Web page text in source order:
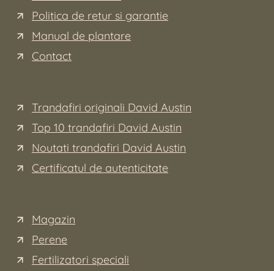
Politica de retur si garantie
Manual de plantare
Contact
Trandafiri originali David Austin
Top 10 trandafiri David Austin
Noutati trandafiri David Austin
Certificatul de autenticitate
Magazin
Perene
Fertilizatori speciali